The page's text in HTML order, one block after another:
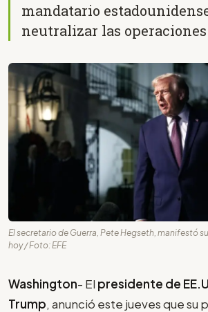
mandatario
neutralizar las operaciones
El secretario de Guerra, Pete Hegseth, manifestó
hoy / Foto: EFE
Washington- El presidente de
Trump, anunció este jueves que su